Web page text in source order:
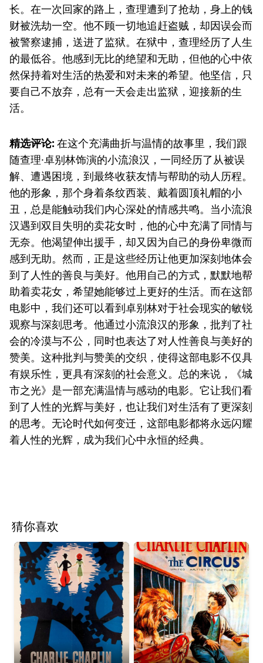
长。在一次回家的路上，查理遭到了抢劫，身上的钱
财被洗劫一空。他不顾一切地追赶盗贼，却因误会而
被警察逮捕，送进了监狱。在狱中，查理经历了人生
的最低谷。他感到无比的绝望和无助，但他的心中依
然保持着对生活的热爱和对未来的希望。他坚信，只
要自己不放弃，总有一天会走出监狱，迎接新的生
活。
精选评论: 在这个充满曲折与温情的故事里，我们跟
随查理·卓别林饰演的小流浪汉，一同经历了从被误
解、遭遇困境，到最终收获友情与帮助的动人历程。
他的形象，那个身着条纹西装、戴着圆顶礼帽的小
丑，总是能触动我们内心深处的情感共鸣。当小流浪
汉遇到双目失明的卖花女时，他的心中充满了同情与
无奈。他渴望伸出援手，却又因为自己的身份卑微而
感到无助。然而，正是这些经历让他更加深刻地体会
到了人性的善良与美好。他用自己的方式，默默地帮
助着卖花女，希望她能够过上更好的生活。而在这部
电影中，我们还可以看到卓别林对于社会现实的敏锐
观察与深刻思考。他通过小流浪汉的形象，批判了社
会的冷漠与不公，同时也表达了对人性善良与美好的
赞美。这种批判与赞美的交织，使得这部电影不仅具
有娱乐性，更具有深刻的社会意义。总的来说，《城
市之光》是一部充满温情与感动的电影。它让我们看
到了人性的光辉与美好，也让我们对生活有了更深刻
的思考。无论时代如何变迁，这部电影都将永远闪耀
着人性的光辉，成为我们心中永恒的经典。
猜你喜欢